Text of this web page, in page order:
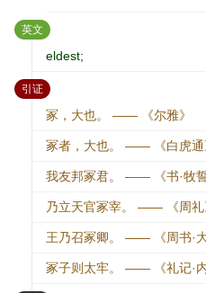
英文 ：
eldest;
引证：
冢，大也。 —— 《尔雅》
冢者，大也。 —— 《白虎通
我友邦冢君。 —— 《书·牧誓
乃立天官冢宰。 —— 《周礼
王乃召冢卿。 —— 《周书·大
冢子则太牢。 —— 《礼记·内